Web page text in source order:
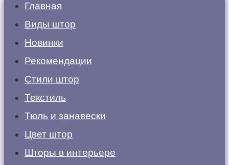
Главная
Виды штор
Новинки
Рекомендации
Стили штор
Текстиль
Тюль и занавески
Цвет штор
Шторы в интерьере